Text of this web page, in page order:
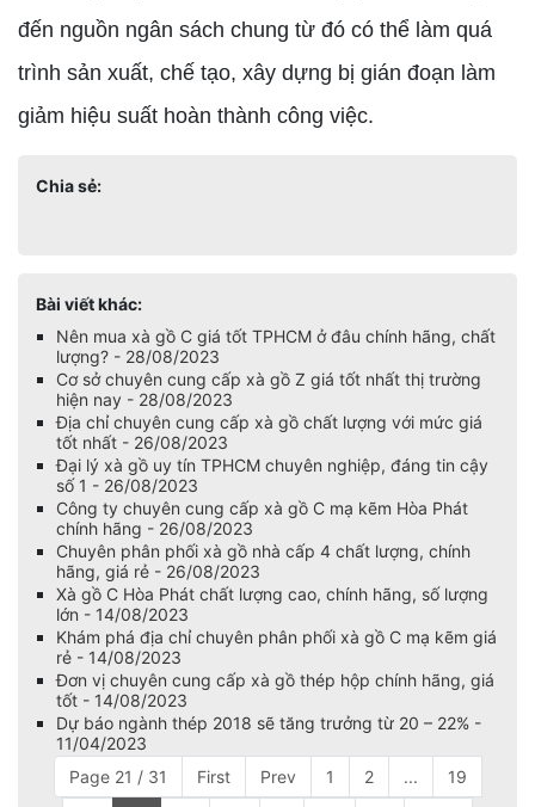
đến nguồn ngân sách chung từ đó có thể làm quá
trình sản xuất, chế tạo, xây dựng bị gián đoạn làm
giảm hiệu suất hoàn thành công việc.
Chia sẻ:
Bài viết khác:
Nên mua xà gồ C giá tốt TPHCM ở đâu chính hãng, chất
lượng? - 28/08/2023
Cơ sở chuyên cung cấp xà gồ Z giá tốt nhất thị trường
hiện nay - 28/08/2023
Địa chỉ chuyên cung cấp xà gồ chất lượng với mức giá
tốt nhất - 26/08/2023
Đại lý xà gồ uy tín TPHCM chuyên nghiệp, đáng tin cậy
số 1 - 26/08/2023
Công ty chuyên cung cấp xà gồ C mạ kẽm Hòa Phát
chính hãng - 26/08/2023
Chuyên phân phối xà gồ nhà cấp 4 chất lượng, chính
hãng, giá rẻ - 26/08/2023
Xà gồ C Hòa Phát chất lượng cao, chính hãng, số lượng
lớn - 14/08/2023
Khám phá địa chỉ chuyên phân phối xà gồ C mạ kẽm giá
rẻ - 14/08/2023
Đơn vị chuyên cung cấp xà gồ thép hộp chính hãng, giá
tốt - 14/08/2023
Dự báo ngành thép 2018 sẽ tăng trưởng từ 20 – 22% -
11/04/2023
Page 21 / 31
First Prev 1 2 ... 19